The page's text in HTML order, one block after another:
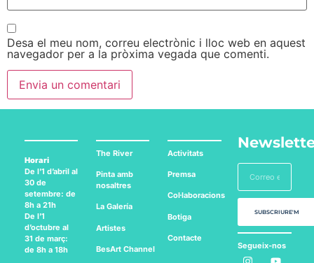
Desa el meu nom, correu electrònic i lloc web en aquest
navegador per a la pròxima vegada que comenti.
Horari
De l’1 d’abril al
30 de
setembre: de
8h a 21h
De l’1
d’octubre al
31 de març:
de 8h a 18h
The River
Pinta amb
nosaltres
La Galería
Artistes
BesArt Channel
Activitats
Premsa
Col·laboracions
Botiga
Contacte
SUBSCRIURE'M
Segueix-nos
a: